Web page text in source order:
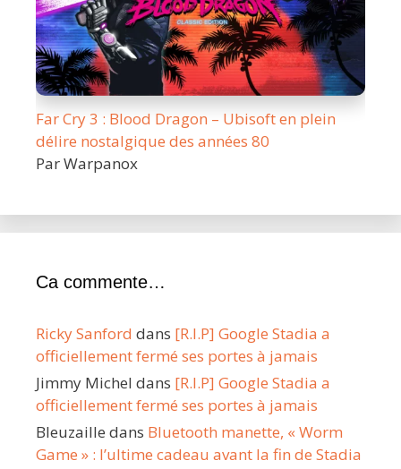
Far Cry 3 : Blood Dragon – Ubisoft en plein
délire nostalgique des années 80
Par Warpanox
Ca commente…
Ricky Sanford dans [R.I.P] Google Stadia a
officiellement fermé ses portes à jamais
Jimmy Michel dans [R.I.P] Google Stadia a
officiellement fermé ses portes à jamais
Bleuzaille dans Bluetooth manette, « Worm
Game » : l’ultime cadeau avant la fin de Stadia